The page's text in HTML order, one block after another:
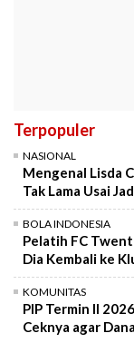
Terpopuler
NASIONAL
Mengenal Lisda
Tak Lama Usai
BOLA INDONESIA
Pelatih FC
Dia Kembali ke
KOMUNITAS
PIP Termin II
Ceknya agar